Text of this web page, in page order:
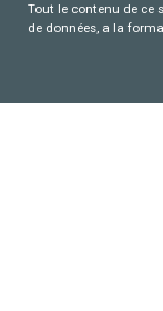
Tout le contenu de ce
de données, a la